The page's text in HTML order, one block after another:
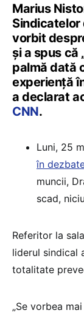
Marius
Sindicatelor
vorbit
și a spus că
palmă dată
experiență
a declarat
CNN.
Luni, 25
în
muncii,
scad,
Referitor la
liderul sindical
totalitate
„Se vorbea